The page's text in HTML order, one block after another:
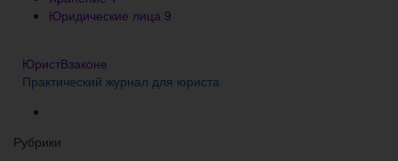
Юридические лица 9
ЮристВзаконе
Практический журнал для юриста
Рубрики